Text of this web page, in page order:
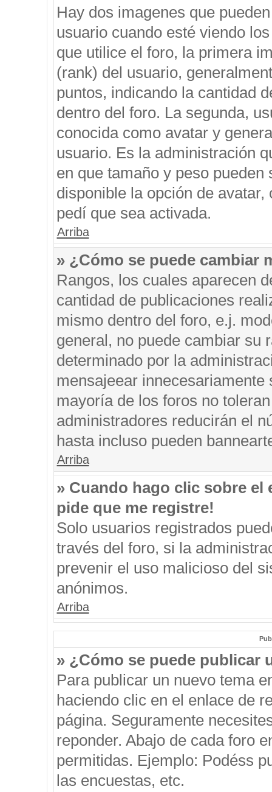
Hay dos imagenes que
usuario cuando esté viendo
que utilice el foro, la primera
(rank) del usuario,
puntos, indicando la cantidad
dentro del foro. La segunda,
conocida como avatar y
usuario. Es la administración
en que tamaño y peso
disponible la opción de
pedí que sea activada.
Arriba
» ¿Cómo se puede cambiar
Rangos, los cuales aparecen
cantidad de publicaciones
mismo dentro del foro, e.j.
general, no puede cambiar su
determinado por la
mensajeear
mayoría de los foros no
administradores reducirán el
hasta incluso pueden
Arriba
» Cuando hago clic sobre el
pide que me registre!
Solo usuarios registrados
través del foro, si la
prevenir el uso malicioso del
anónimos.
Arriba
» ¿Cómo se puede publicar
Para publicar un nuevo tema
haciendo clic en el enlace de
página. Seguramente
reponder. Abajo de cada foro
permitidas. Ejemplo: Podéss
las encuestas, etc.